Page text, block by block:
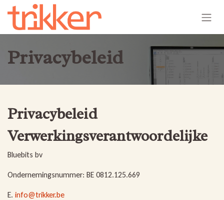
Overslaan naar inhoud
Privacybeleid
Privacybeleid
Verwerkingsverantwoordelijke
Bluebits bv
Ondernemingsnummer: BE 0812.125.669
E. info@trikker.be